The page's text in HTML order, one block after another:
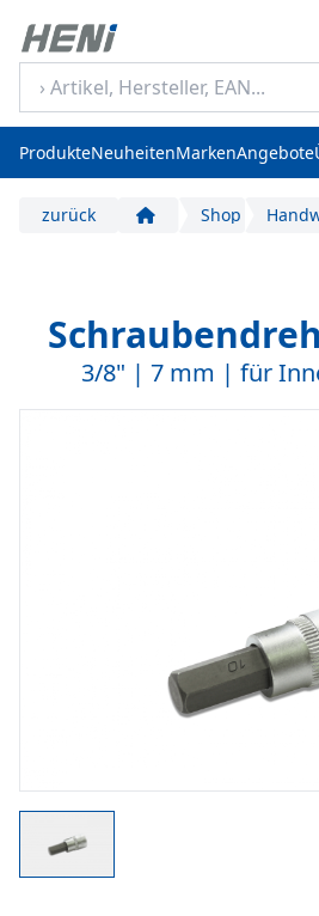
ProdukteNeuheitenMarkenAngebote
zurück Start Shop
3/8" | 7 mm | für